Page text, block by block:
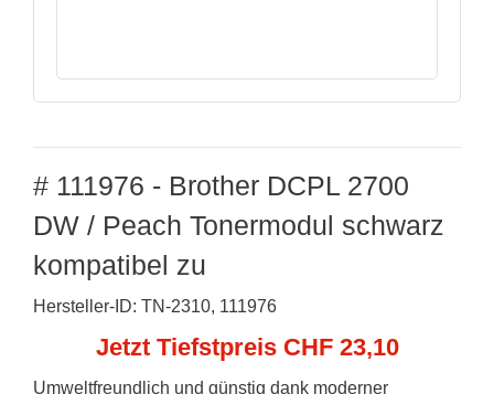
# 111976 - Brother DCPL 2700
DW / Peach Tonermodul schwarz
kompatibel zu
Hersteller-ID: TN-2310, 111976
Jetzt Tiefstpreis CHF 23,10
Umweltfreundlich und günstig dank moderner